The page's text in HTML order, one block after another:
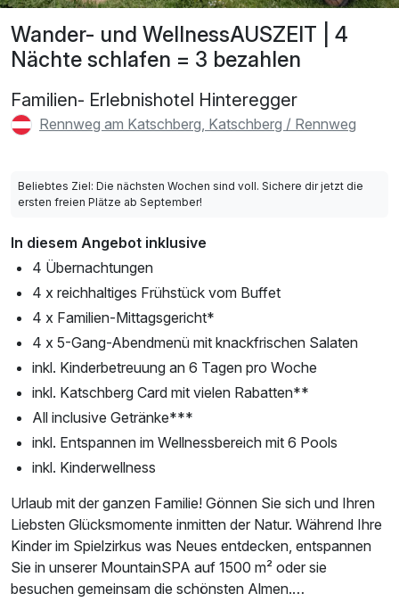
Wander- und WellnessAUSZEIT | 4
Nächte schlafen = 3 bezahlen
Familien- Erlebnishotel Hinteregger
Rennweg am Katschberg, Katschberg / Rennweg
Beliebtes Ziel: Die nächsten Wochen sind voll. Sichere dir jetzt die
ersten freien Plätze ab September!
In diesem Angebot inklusive
4 Übernachtungen
4 x reichhaltiges Frühstück vom Buffet
4 x Familien-Mittagsgericht*
4 x 5-Gang-Abendmenü mit knackfrischen Salaten
inkl. Kinderbetreuung an 6 Tagen pro Woche
inkl. Katschberg Card mit vielen Rabatten**
All inclusive Getränke***
inkl. Entspannen im Wellnessbereich mit 6 Pools
inkl. Kinderwellness
Urlaub mit der ganzen Familie! Gönnen Sie sich und Ihren
Liebsten Glücksmomente inmitten der Natur. Während Ihre
Kinder im Spielzirkus was Neues entdecken, entspannen
Sie in unserer MountainSPA auf 1500 m² oder sie
besuchen gemeinsam die schönsten Almen.